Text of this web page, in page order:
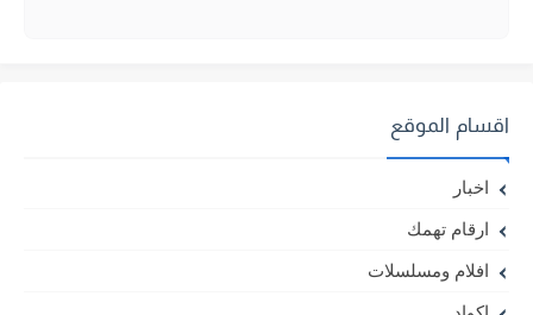
اقسام الموقع
اخبار
ارقام تهمك
افلام ومسلسلات